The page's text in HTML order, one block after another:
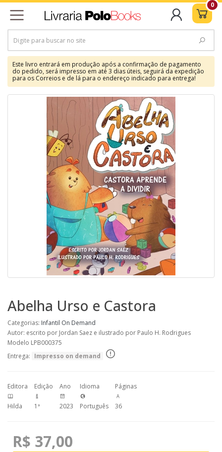
0
Este livro entrará em produção após a confirmação de pagamento
do pedido, será impresso em até 3 dias úteis, seguirá da expedição
para os Correios e de lá para o endereço indicado para entrega!
Abelha Urso e Castora
Categorias: Infantil On Demand
Autor: escrito por Jordan Saez e ilustrado por Paulo H. Rodrigues
Modelo LPB000375
Entrega: Impresso on demand
Editora
Hilda
Edição
1ª
Ano
2023
Idioma
Português
Páginas
36
R$ 37,00